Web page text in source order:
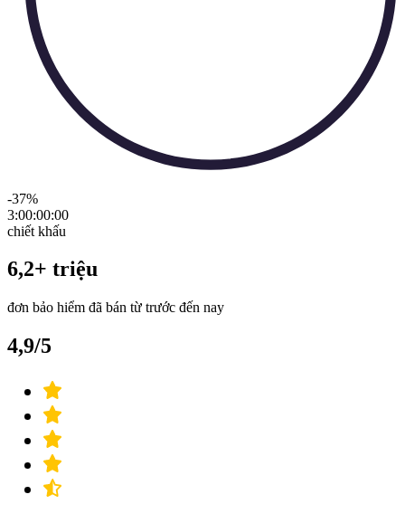
-37%
3:00:00:00
chiết khấu
6,2+ triệu
đơn bảo hiểm đã bán từ trước đến nay
4,9/5